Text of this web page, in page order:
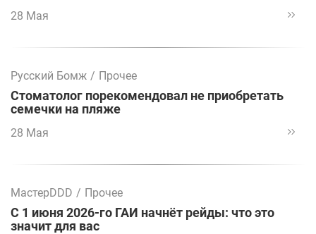
28 Мая
Русский Бомж / Прочее
Стоматолог порекомендовал не приобретать
семечки на пляже
28 Мая
МастерDDD / Прочее
С 1 июня 2026-го ГАИ начнёт рейды: что это
значит для вас